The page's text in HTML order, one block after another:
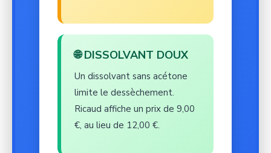
🌐 DISSOLVANT DOUX
Un dissolvant sans acétone
limite le dessèchement.
Ricaud affiche un prix de 9,00
€, au lieu de 12,00 €.